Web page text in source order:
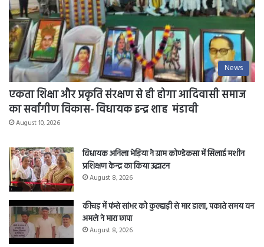
News
एकता शिक्षा और प्रकृति संरक्षण से ही होगा आदिवासी समाज
का सर्वांगीण विकास- विधायक इन्द्र शाह मंडावी
August 10, 2026
विधायक अनिला भेड़िया ने ग्राम कोण्डेकसा में सिलाई मशीन
प्रशिक्षण केन्द्र का किया उद्घाटन
August 8, 2026
कीचड़ में फंसे सांभर को कुल्हाड़ी से मार डाला, पकाते समय वन
अमले ने मारा छापा
August 8, 2026